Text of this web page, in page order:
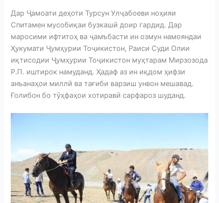
Дар Ҷамоати деҳоти Турсун Улҷабоеви ноҳияи
Спитамен мусобиқаи бузкашӣ доир гардид. Дар
маросими ифтитоҳ ва ҷамъбасти ин озмун намояндаи
Ҳукумати Ҷумҳурии Тоҷикистон, Раиси Суди Олии
иқтисодии Ҷумҳурии Тоҷикистон муҳтарам Мирзозода
Р.П. иштирок намуданд. Ҳадаф аз ин иқдом ҳифзи
анъанаҳои миллӣ ва тағиби варзиш унвон мешавад.
Ғолибон бо тӯҳфаҳои хотиравӣ сарфароз шуданд.